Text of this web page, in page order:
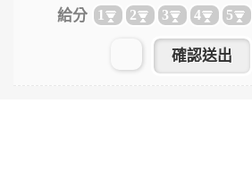
給分 1 2 3 4 5